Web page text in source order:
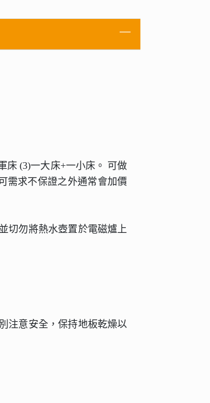
床 (3)一大床+一小床。 可做
需求不保證之外通常會加價
切勿將熱水壺置於電磁爐上
注意安全，保持地板乾燥以